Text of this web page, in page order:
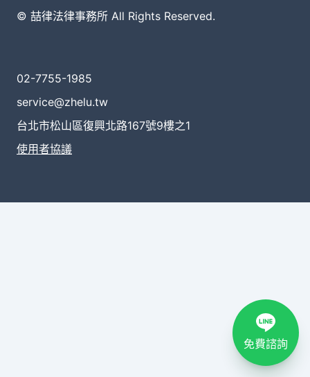
© 喆律法律事務所 All Rights Reserved.
02-7755-1985
service@zhelu.tw
台北市松山區復興北路167號9樓之1
使用者協議
免費諮詢